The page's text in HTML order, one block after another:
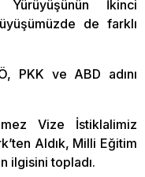
Yürüyüşünün İkinci
de farklı
PKK ve ABD adını
Vize İstiklalimiz
Aldık, Milli Eğitim
ilgisini topladı.